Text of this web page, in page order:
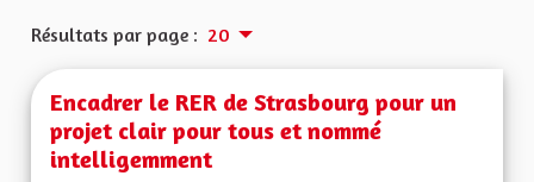
Résultats par page : 20
Encadrer le RER de Strasbourg pour un
projet clair pour tous et nommé
intelligemment